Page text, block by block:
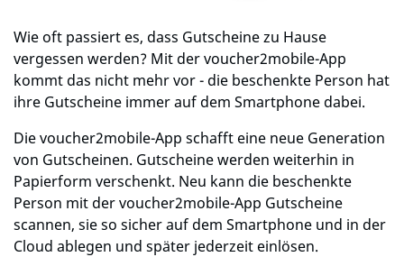
Wie oft passiert es, dass Gutscheine zu Hause
vergessen werden? Mit der voucher2mobile-App
kommt das nicht mehr vor - die beschenkte Person hat
ihre Gutscheine immer auf dem Smartphone dabei.
Die voucher2mobile-App schafft eine neue Generation
von Gutscheinen. Gutscheine werden weiterhin in
Papierform verschenkt. Neu kann die beschenkte
Person mit der voucher2mobile-App Gutscheine
scannen, sie so sicher auf dem Smartphone und in der
Cloud ablegen und später jederzeit einlösen.